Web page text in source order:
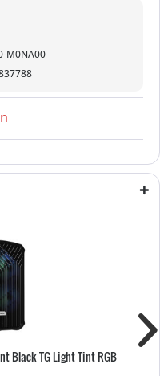
M0NA00
Black TG Light Tint RGB